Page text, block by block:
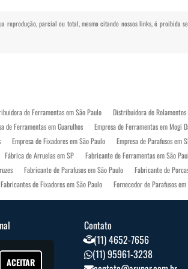
reprodução, parcial ou total, mesmo citando nossos links, é proibida
de Ferramentas em São Paulo Distribuidora de
de Ferramentas em Guarulhos Empresa de Ferramentas em Mogi
Empresa de Fixadores em São Paulo Empresa de Parafusos em
Fábrica de Arruelas em SP Fabricante de Ferramentas em São
Fabricante de Parafusos em São Paulo Fabricante de
Fabricantes de Fixadores em São Paulo Fornecedor de Parafusos em
Industriais em São Paulo Industria de Ferramentas em São Paulo
em Guarulhos Loja de Parafusos em Mogi Das Cruzes
Rolamentos Industriais em SP Vendas de Rolamentos em Guarulhos
Contato
(11) 4652-7656
(11) 95961-3238
ACEITAR